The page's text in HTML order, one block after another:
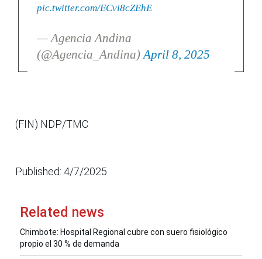
pic.twitter.com/ECvi8cZEhE
— Agencia Andina
(@Agencia_Andina)April 8, 2025
(FIN) NDP/TMC
Published: 4/7/2025
Related news
Chimbote: Hospital Regional cubre con suero fisiológico
propio el 30 % de demanda